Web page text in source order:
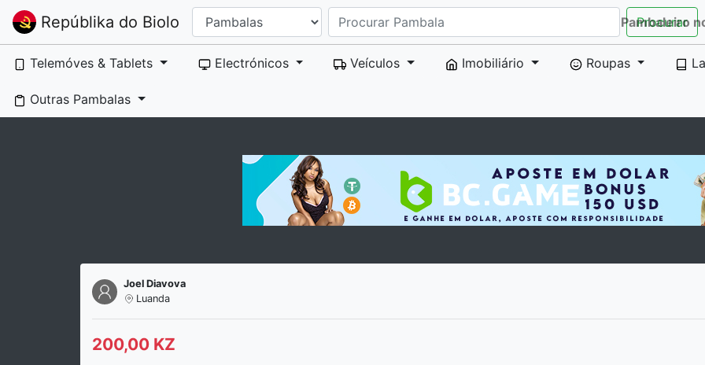
Repúblika do Biolo Procurar
Pambaleiro
Telemóves & Tablets Electrónicos Veículos Imobiliário Roupas
Outras Pambalas
Joel Diavova
Luanda
200,00 KZ